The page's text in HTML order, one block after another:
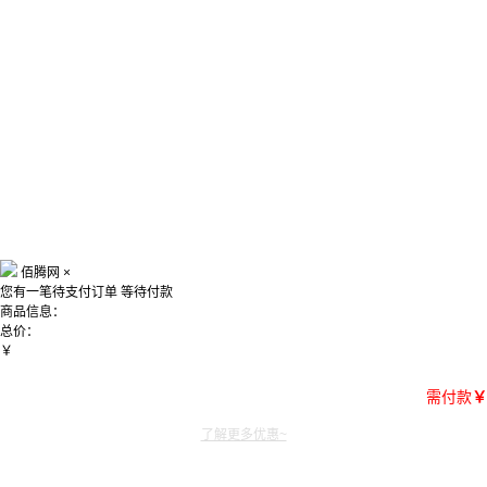
佰腾网 ×
您有一笔待支付订单 等待付款
商品信息：
总价：
￥
需付款￥
了解更多优惠~